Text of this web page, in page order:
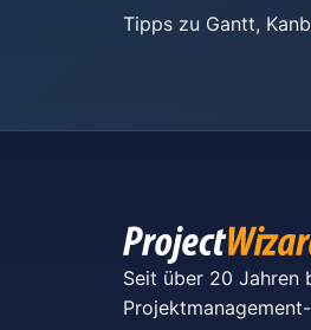
Tipps zu Gantt,
Seit über 20 Jahren